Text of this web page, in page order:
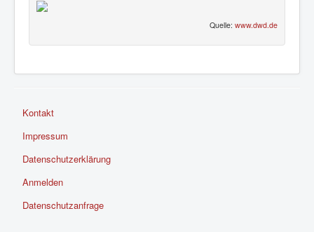
Quelle: www.dwd.de
Kontakt
Impressum
Datenschutzerklärung
Anmelden
Datenschutzanfrage